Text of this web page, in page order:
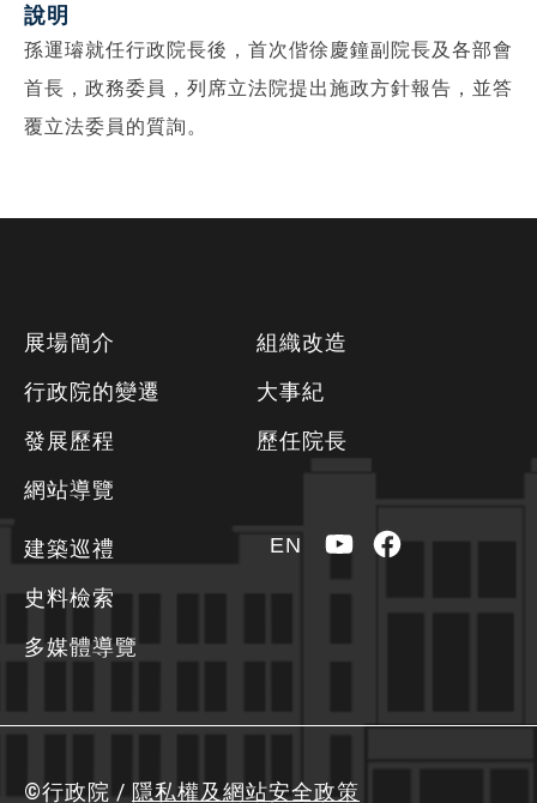
說明
孫運璿就任行政院長後，首次偕徐慶鐘副院長及各部會
首長，政務委員，列席立法院提出施政方針報告，並答
覆立法委員的質詢。
展場簡介
行政院的變遷
發展歷程
網站導覽
組織改造
大事紀
歷任院長
建築巡禮
史料檢索
多媒體導覽
EN YouTubeFacebook
©行政院 / 隱私權及網站安全政策